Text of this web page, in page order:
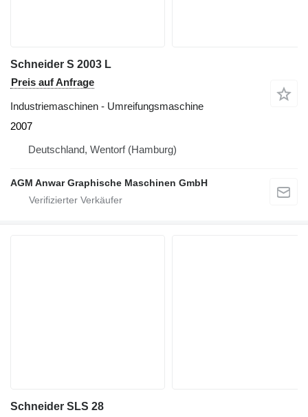
Schneider S 2003 L
Preis auf Anfrage
Industriemaschinen - Umreifungsmaschine
2007
Deutschland, Wentorf (Hamburg)
AGM Anwar Graphische Maschinen GmbH
Schneider SLS 28